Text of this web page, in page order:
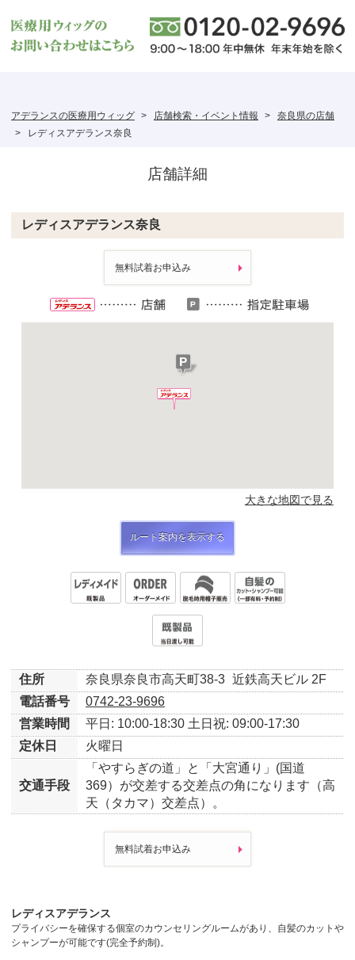
アデランスの医療用ウィッグ 店舗検索・イベント情報
奈良県の店舗
レディスアデランス奈良
店舗詳細
レディスアデランス奈良
無料試着お申込み
大きな地図で見る
ルート案内を表示する
住所 奈良県奈良市高天町38-3 近鉄高天ビル 2F
電話番号
0742-23-9696
営業時間
平日: 10:00-18:30 土日祝: 09:00-17:30
定休日
火曜日
交通手段
「やすらぎの道」と「大宮通り」(国道
369）が交差する交差点の角になります（高
天（タカマ）交差点）。
無料試着お申込み
レディスアデランス
プライバシーを確保する個室のカウンセリングルームがあり、自髪のカットや
シャンプーが可能です(完全予約制)。